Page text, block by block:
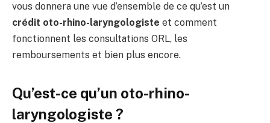
vous donnera une vue d’ensemble de ce qu’est un
crédit oto-rhino-laryngologiste et comment
fonctionnent les consultations ORL, les
remboursements et bien plus encore.
Qu’est-ce qu’un oto-rhino-
laryngologiste ?